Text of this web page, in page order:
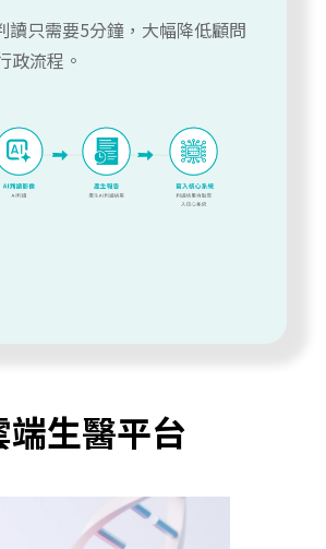
讀只需要5分鐘，大幅降低顧問
政流程。
端生醫平台